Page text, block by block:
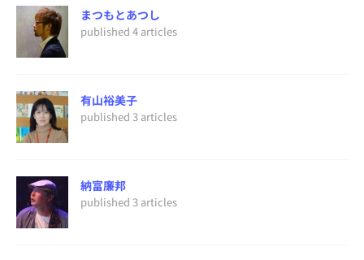
まつもとあつし
published 4 articles
有山裕美子
published 3 articles
納富廉邦
published 3 articles